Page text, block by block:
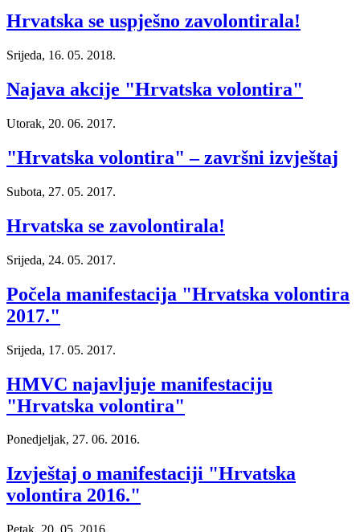
Hrvatska se uspješno zavolontirala!
Srijeda, 16. 05. 2018.
Najava akcije "Hrvatska volontira"
Utorak, 20. 06. 2017.
"Hrvatska volontira" – završni izvještaj
Subota, 27. 05. 2017.
Hrvatska se zavolontirala!
Srijeda, 24. 05. 2017.
Počela manifestacija "Hrvatska volontira
2017."
Srijeda, 17. 05. 2017.
HMVC najavljuje manifestaciju
"Hrvatska volontira"
Ponedjeljak, 27. 06. 2016.
Izvještaj o manifestaciji "Hrvatska
volontira 2016."